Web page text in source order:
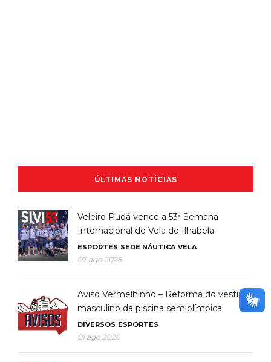
ÚLTIMAS NOTÍCIAS
Veleiro Rudá vence a 53ª Semana
Internacional de Vela de Ilhabela
ESPORTES SEDE NÁUTICA VELA
07 ago 2026
Aviso Vermelhinho – Reforma do vestiário
masculino da piscina semiolímpica
DIVERSOS ESPORTES
01 ago 2026